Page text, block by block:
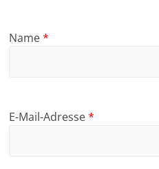
Name*
E-Mail-Adresse*